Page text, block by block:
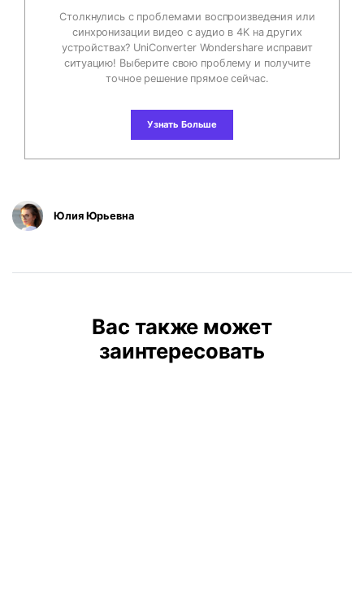
Столкнулись с проблемами воспроизведения или
синхронизации видео с аудио в 4K на других
устройствах? UniConverter Wondershare исправит
ситуацию! Выберите свою проблему и получите
точное решение прямое сейчас.
Узнать Больше
Юлия Юрьевна
Вас также может
заинтересовать